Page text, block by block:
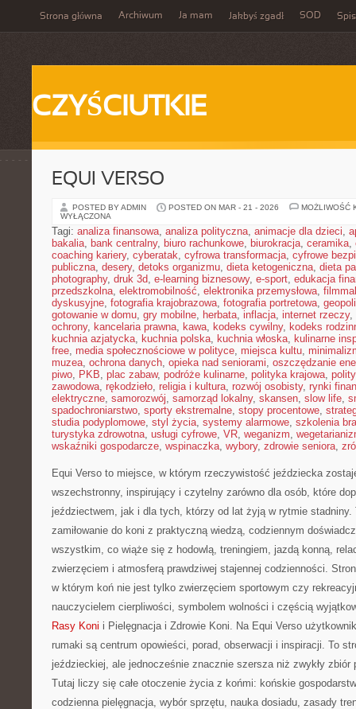
Strona główna Archiwum Ja mam Jakbyś zgadł SOD
CZYŚCIUTKIE
EQUI VERSO
POSTED BY ADMIN POSTED ON MAR - 21 - 2026
MOŻLIWOŚĆ
WYŁĄCZONA
Tagi: analiza finansowa, analiza polityczna, animacje dla dzieci,
bakalia, bank centralny, biuro rachunkowe, biurokracja, ceramika,
coaching kariery, cyberatak, cyfrowa transformacja, cyfrowe
publiczna, desery, detoks organizmu, dieta ketogeniczna, dieta
photography, druk 3d, e-learning biznesowy, e-sport, edukacja
przedszkolna, elektromobilność, elektronika przemysłowa,
dyskusyjne, fotografia krajobrazowa, fotografia portretowa,
gotowanie w domu, gry mobilne, herbata, inflacja, internet rzeczy,
ochrony, kancelaria prawna, kawa, kodeks cywilny, kodeks
kuchnia azjatycka, kuchnia polska, kuchnia włoska, kulinarne
free, media społecznościowe w polityce, miejsca kultu,
muzea, ochrona danych, opieka nad seniorami, oszczędzanie
piwo, PKB, plac zabaw, podróże kulinarne, polityka krajowa,
zawodowa, rękodzieło, religia i kultura, rozwój osobisty, rynki
elektryczne, samorozwój, samorząd lokalny, skansen, slow life,
spadochroniarstwo, sporty ekstremalne, stopy procentowe,
studia podyplomowe, styl życia, systemy alarmowe, szkolenia
turystyka zdrowotna, usługi cyfrowe, VR, weganizm,
wskaźniki gospodarcze, wspinaczka, wybory, zdrowie seniora,
Equi Verso to miejsce, w którym rzeczywistość jeździecka
wszechstronny, inspirujący i czytelny zarówno dla osób, które
jeździectwem, jak i dla tych, którzy od lat żyją w rytmie stadniny.
zamiłowanie do koni z praktyczną wiedzą, codziennym
wszystkim, co wiąże się z hodowlą, treningiem, jazdą konną,
zwierzęciem i atmosferą prawdziwej stajennej codzienności.
w którym koń nie jest tylko zwierzęciem sportowym czy
nauczycielem cierpliwości, symbolem wolności i częścią
Rasy Koni i Pielęgnacja i Zdrowie Koni. Na Equi Verso
rumaki są centrum opowieści, porad, obserwacji i inspiracji. To
jeździeckiej, ale jednocześnie znacznie szersza niż zwykły zbiór
Tutaj liczy się całe otoczenie życia z końmi: końskie
codzienna pielęgnacja, wybór sprzętu, nauka dosiadu, zasady